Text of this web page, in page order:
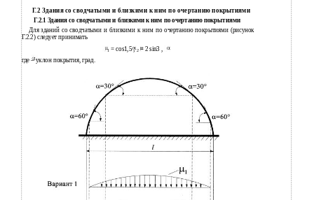
Г.2 Здания со сводчатыми и близкими к ним по очертанию покрытиями
Г.2.1 Здания со сводчатыми и близкими к ним по очертанию покрытиями
Для зданий со сводчатыми и близкими к ним по очертанию покрытиями (рисунок
Г.2.2) следует принимать
1= cos1,5 ;2= 2 sin3 ,
где – уклон покрытия, град.